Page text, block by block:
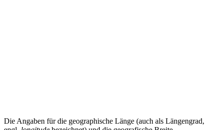
Die Angaben für die geographische Länge (auch als Längengrad,